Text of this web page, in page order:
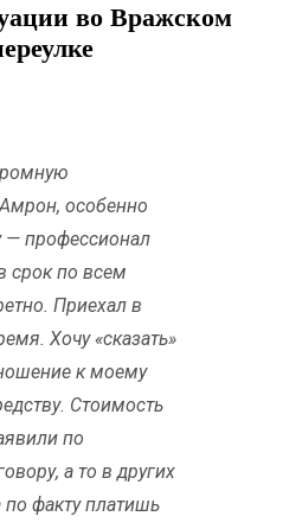
во Вражском
особенно
профессионал
срок по всем
Приехал в
Хочу «сказать»
к моему
Стоимость
по
а то в других
факту платишь